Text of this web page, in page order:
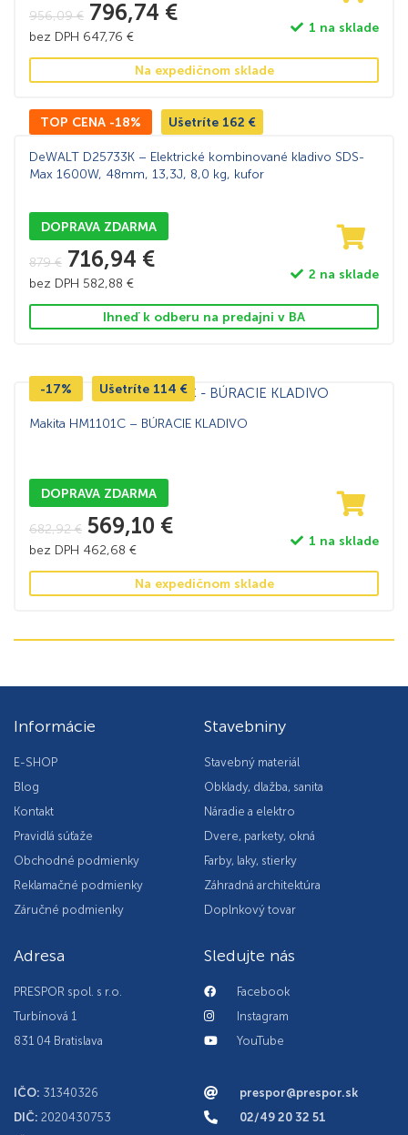
956,09€ 796,74 €
bez DPH 647,76 €
1 na sklade
Na expedičnom sklade
TOP CENA -18% Ušetríte 162 €
DeWALT D25733K – Elektrické kombinované kladivo SDS-
Max 1600W, 48mm, 13,3J, 8,0 kg, kufor
DOPRAVA ZDARMA
879€ 716,94 €
bez DPH 582,88 €
2 na sklade
Ihneď k odberu na predajni v BA
-17% Ušetríte 114 €
Makita HM1101C – BÚRACIE KLADIVO
DOPRAVA ZDARMA
682,92€ 569,10 €
bez DPH 462,68 €
1 na sklade
Na expedičnom sklade
Informácie
E-SHOP
Blog
Kontakt
Pravidlá súťaže
Obchodné podmienky
Reklamačné podmienky
Záručné podmienky
Stavebniny
Stavebný materiál
Obklady, dlažba, sanita
Náradie a elektro
Dvere, parkety, okná
Farby, laky, stierky
Záhradná architektúra
Doplnkový tovar
Adresa
PRESPOR spol. s r.o.
Turbínová 1
831 04 Bratislava
IČO: 31340326
DIČ: 2020430753
Sledujte nás
Facebook
Instagram
YouTube
prespor@prespor.sk
02/49 20 32 51